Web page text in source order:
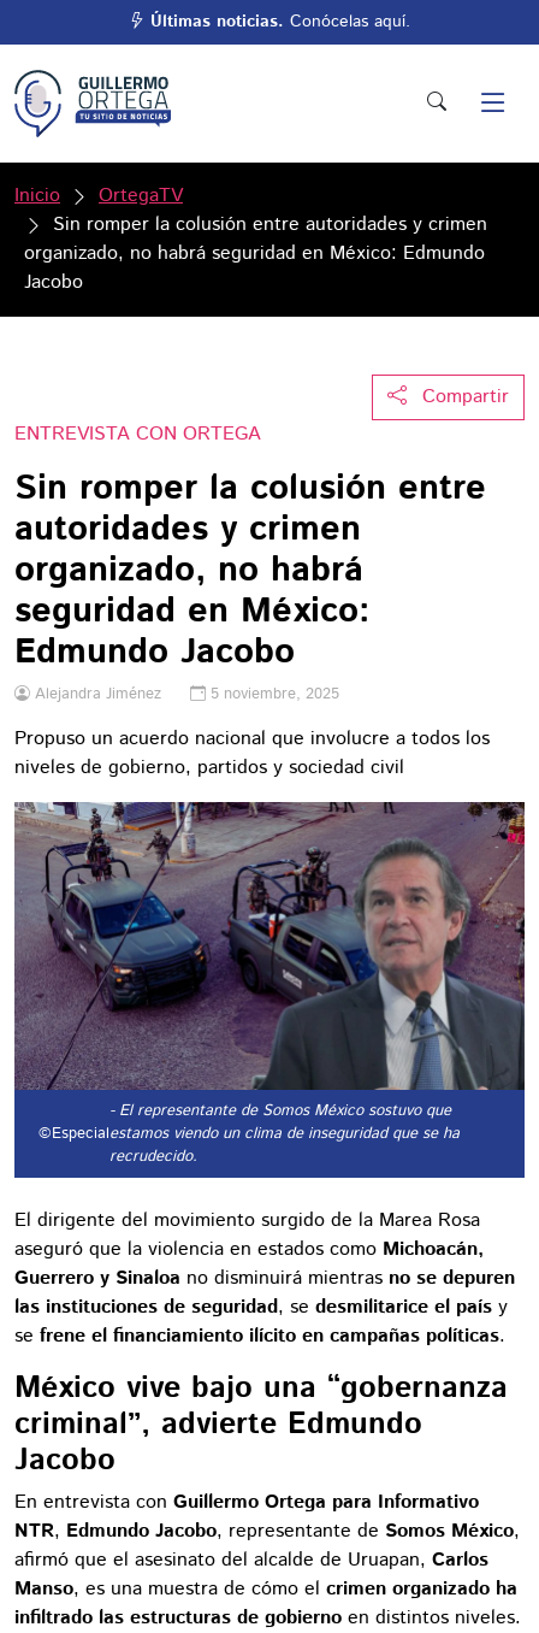
Últimas noticias. Conócelas aquí.
Inicio
OrtegaTV
Sin romper la colusión entre autoridades y crimen
organizado, no habrá seguridad en México: Edmundo
Jacobo
Compartir
ENTREVISTA CON ORTEGA
Sin romper la colusión entre
autoridades y crimen
organizado, no habrá
seguridad en México:
Edmundo Jacobo
Alejandra Jiménez 5 noviembre, 2025
Propuso un acuerdo nacional que involucre a todos los
niveles de gobierno, partidos y sociedad civil
©Especial
- El representante de Somos México sostuvo que
estamos viendo un clima de inseguridad que se ha
recrudecido.
El dirigente del movimiento surgido de la Marea Rosa
aseguró que la violencia en estados como Michoacán,
Guerrero y Sinaloa no disminuirá mientras no se depuren
las instituciones de seguridad, se desmilitarice el país y
se frene el financiamiento ilícito en campañas políticas.
México vive bajo una “gobernanza
criminal”, advierte Edmundo
Jacobo
En entrevista con Guillermo Ortega para Informativo
NTR, Edmundo Jacobo, representante de Somos México,
afirmó que el asesinato del alcalde de Uruapan, Carlos
Manso, es una muestra de cómo el crimen organizado ha
infiltrado las estructuras de gobierno en distintos niveles.